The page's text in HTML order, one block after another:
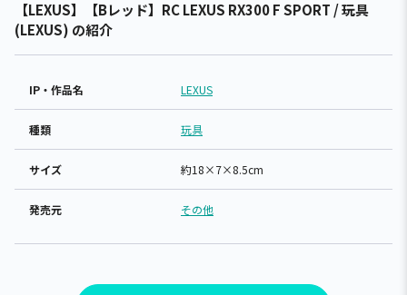
【LEXUS】【Bレッド】RC LEXUS RX300 F SPORT / 玩具
(LEXUS) の紹介
IP・作品名 LEXUS
種類 玩具
サイズ 約18×7×8.5cm
発売元 その他